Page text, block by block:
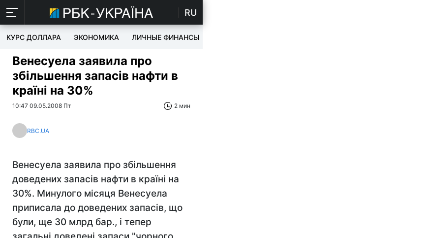
RU
КУРС ДОЛЛАРА ЭКОНОМИКА ЛИЧНЫЕ ФИНАНСЫ
Венесуела заявила про
збільшення запасів нафти в
країні на 30%
10:47 09.05.2008 Пт 2 мин
RBC.UA
Венесуела заявила про збільшення
доведених запасів нафти в країні на
30%. Минулого місяця Венесуела
приписала до доведених запасів, що
були, ще 30 млрд бар., і тепер